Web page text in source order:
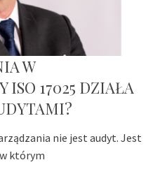
W
ISO 17025 DZIAŁA
nie jest audyt. Jest
którym